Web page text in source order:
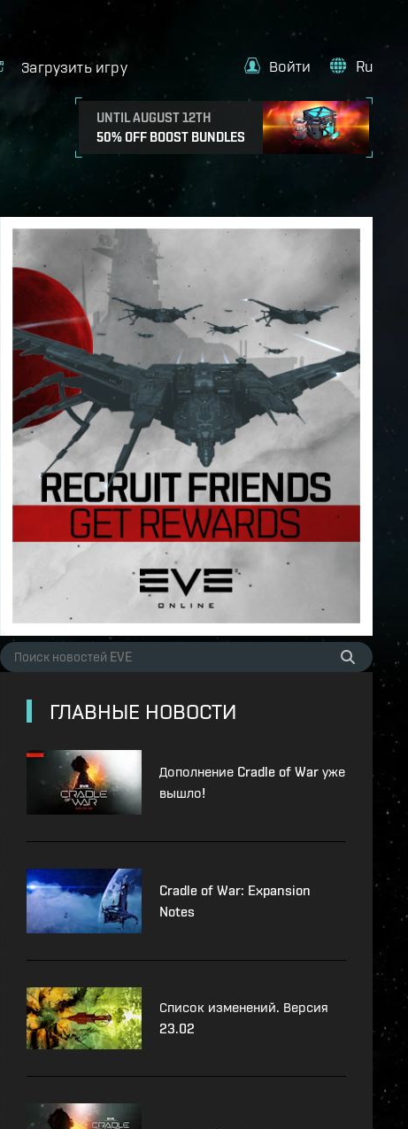
Загрузить игру
UNTIL AUGUST 12TH
50% OFF BOOST BUNDLES
Войти Ru
ГЛАВНЫЕ НОВОСТИ
Дополнение Cradle of War уже
вышло!
Cradle of War: Expansion
Notes
Список изменений. Версия
23.02